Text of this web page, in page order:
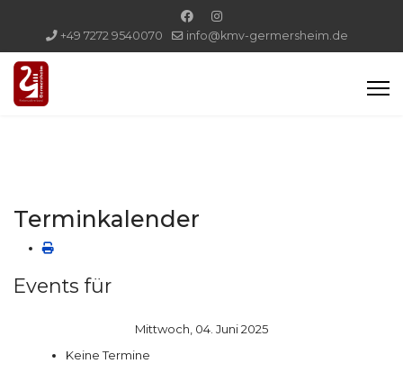
+49 7272 9540070 info@kmv-germersheim.de
Terminkalender
Events für
Mittwoch, 04. Juni 2025
Keine Termine